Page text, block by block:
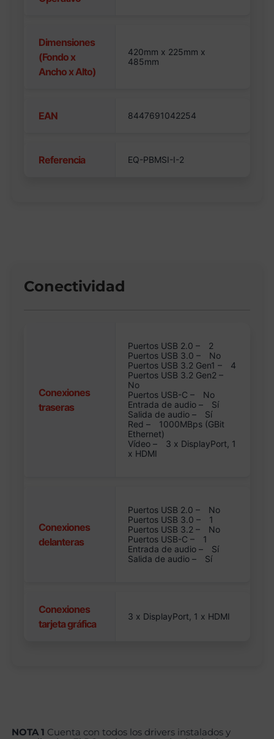
Dimensiones
(Fondo x
Ancho x Alto)
420mm x 225mm x
485mm
EAN 8447691042254
Referencia EQ-PBMSI-I-2
Conectividad
Conexiones
traseras
Puertos USB 2.0 –
2
Puertos USB 3.0 –
No
Puertos USB 3.2 Gen1 –
4
Puertos USB 3.2 Gen2 –
No
Puertos USB-C –
No
Entrada de audio –
Sí
Salida de audio –
Sí
Red –
1000MBps (GBit
Ethernet)
Vídeo –
3 x DisplayPort, 1
x HDMI
Conexiones
delanteras
Puertos USB 2.0 –
No
Puertos USB 3.0 –
1
Puertos USB 3.2 –
No
Puertos USB-C –
1
Entrada de audio –
Sí
Salida de audio –
Sí
Conexiones
tarjeta gráfica
3 x DisplayPort, 1 x HDMI
NOTA 1 Cuenta con todos los drivers instalados y